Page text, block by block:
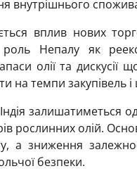
внутрішнього
вплив нових
Непалу як
олії та
на темпи закупівель і
залишатиметься
рослинних олій.
а зниження
безпеки.